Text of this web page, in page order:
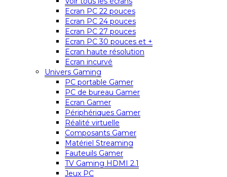
Ecran PC 22 pouces
Ecran PC 24 pouces
Ecran PC 27 pouces
Ecran PC 30 pouces et +
Ecran haute résolution
Ecran incurvé
Univers Gaming
PC portable Gamer
PC de bureau Gamer
Ecran Gamer
Périphériques Gamer
Réalité virtuelle
Composants Gamer
Matériel Streaming
Fauteuils Gamer
TV Gaming HDMI 2.1
Jeux PC